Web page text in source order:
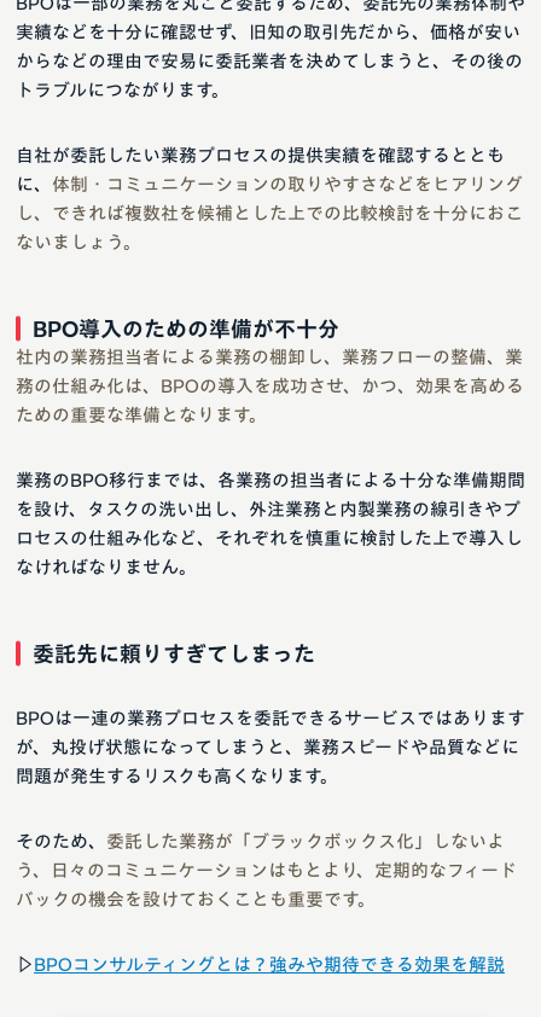
実績などを十分に確認せず、旧知の取引先だから、価格が安い
からなどの理由で安易に委託業者を決めてしまうと、その後の
トラブルにつながります。
自社が委託したい業務プロセスの提供実績を確認するととも
に、 体制・コミュニケーションの取りやすさなどをヒアリング
し、できれば複数社を候補とした上での比較検討を十分におこ
ないましょう。
BPO導入のための準備が不十分
社内の業務担当者による業務の棚卸し、業務フローの整備、業
務の仕組み化は、BPOの導入を成功させ、かつ、効果を高める
ための重要な準備となります。
業務のBPO移行までは、各業務の担当者による十分な準備期間
を設け、タスクの洗い出し、外注業務と内製業務の線引きやプ
ロセスの仕組み化など、それぞれを慎重に検討した上で導入し
なければなりません。
委託先に頼りすぎてしまった
BPOは一連の業務プロセスを委託できるサービスではあります
が、丸投げ状態になってしまうと、業務スピードや品質などに
問題が発生するリスクも高くなります。
そのため、 委託した業務が「ブラックボックス化」しないよ
う、日々のコミュニケーションはもとより、定期的なフィード
バックの機会を設けておくことも重要です。
▷ BPOコンサルティングとは？強みや期待できる効果を解説